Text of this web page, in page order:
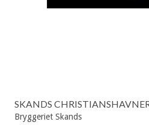
SKANDS
Bryggeriet Skands